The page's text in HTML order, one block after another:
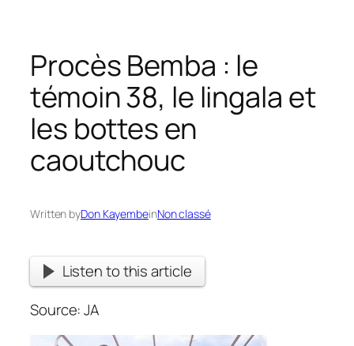
Procès Bemba : le
témoin 38, le lingala et
les bottes en
caoutchouc
Written byDon KayembeinNon classé
Listen to this article
Source: JA